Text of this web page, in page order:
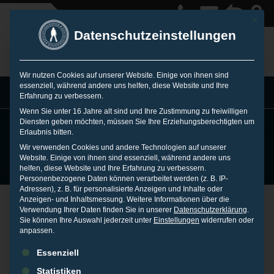
MENU
WAS MACHT EIN
ONLINE REPUTATION
MANAGER?
Online Reputation
Manager:
Mit
Datenschutzeinstellungen
Wir nutzen Cookies auf unserer Website. Einige von ihnen sind
essenziell, während andere uns helfen, diese Website und Ihre
Erfahrung zu verbessern.
Wenn Sie unter 16 Jahre alt sind und Ihre Zustimmung zu freiwilligen
Diensten geben möchten, müssen Sie Ihre Erziehungsberechtigten um
Erlaubnis bitten.
Wir verwenden Cookies und andere Technologien auf unserer
Website. Einige von ihnen sind essenziell, während andere uns
helfen, diese Website und Ihre Erfahrung zu verbessern.
Personenbezogene Daten können verarbeitet werden (z. B. IP-
Adressen), z. B. für personalisierte Anzeigen und Inhalte oder
Anzeigen- und Inhaltsmessung. Weitere Informationen über die
Verwendung Ihrer Daten finden Sie in unserer Datenschutzerklärung.
Sie können Ihre Auswahl jederzeit unter Einstellungen widerrufen oder
anpassen.
Es folgt eine Liste der Service-Gruppen, für die eine
Essenziell
Statistiken